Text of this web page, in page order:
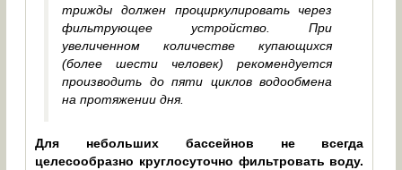
трижды должен проциркулировать через
фильтрующее устройство. При
увеличенном количестве купающихся
(более шести человек) рекомендуется
производить до пяти циклов водообмена
на протяжении дня.
Для небольших бассейнов не всегда
целесообразно круглосуточно фильтровать воду.